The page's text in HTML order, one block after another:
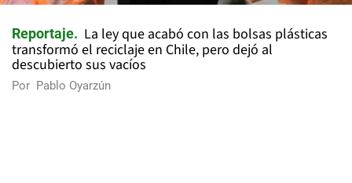
Reportaje
La ley que acabó con las bolsas plásticas
transformó el reciclaje en Chile, pero dejó al
descubierto sus vacíos
Por Pablo Oyarzún